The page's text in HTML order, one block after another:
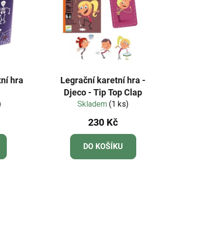
hra
Legrační karetní hra -
Djeco - Tip Top Clap
Skladem(1 ks)
230 Kč
DO KOŠÍKU